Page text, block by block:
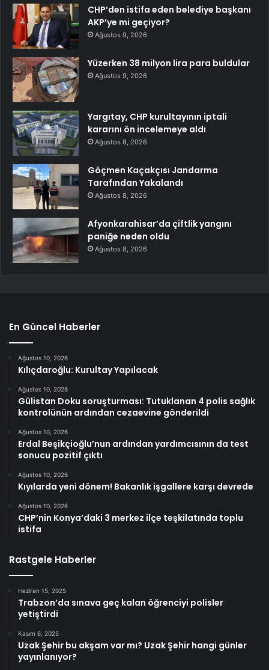
CHP’den istifa eden belediye başkanı
AKP’ye mi geçiyor?
Ağustos 9, 2026
Yüzerken 38 milyon lira para buldular
Ağustos 9, 2026
Yargıtay, CHP kurultayının iptali
kararını ön incelemeye aldı
Ağustos 8, 2026
Göçmen Kaçakçısı Jandarma
Tarafından Yakalandı
Ağustos 8, 2026
Afyonkarahisar’da çiftlik yangını
paniğe neden oldu
Ağustos 8, 2026
En Güncel Haberler
Ağustos 10, 2026
Kılıçdaroğlu: Kurultay Yapılacak
Ağustos 10, 2026
Gülistan Doku soruşturması: Tutuklanan 4 polis sağlık
kontrolünün ardından cezaevine gönderildi
Ağustos 10, 2026
Erdal Beşikçioğlu’nun ardından yardımcısının da test
sonucu pozitif çıktı
Ağustos 10, 2026
Kıyılarda yeni dönem! Bakanlık işgallere karşı devrede
Ağustos 10, 2026
CHP’nin Konya’daki 3 merkez ilçe teşkilatında toplu
istifa
Rastgele Haberler
Haziran 15, 2025
Trabzon’da sınava geç kalan öğrenciyi polisler
yetiştirdi
Kasım 6, 2025
Uzak Şehir bu akşam var mı? Uzak Şehir hangi günler
yayınlanıyor?